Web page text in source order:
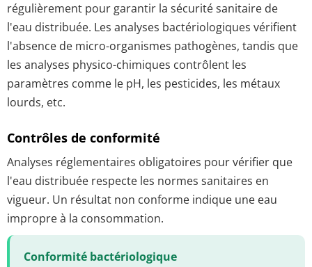
régulièrement pour garantir la sécurité sanitaire de
l'eau distribuée. Les analyses bactériologiques vérifient
l'absence de micro-organismes pathogènes, tandis que
les analyses physico-chimiques contrôlent les
paramètres comme le pH, les pesticides, les métaux
lourds, etc.
Contrôles de conformité
Analyses réglementaires obligatoires pour vérifier que
l'eau distribuée respecte les normes sanitaires en
vigueur. Un résultat non conforme indique une eau
impropre à la consommation.
Conformité bactériologique